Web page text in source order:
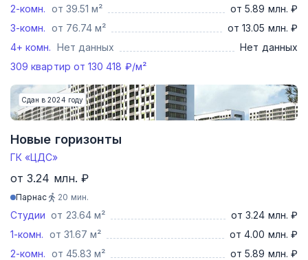
2-комн. от 39.51 м²
от 5.89 млн. ₽
3-комн. от 76.74 м²
от 13.05 млн. ₽
4+ комн. Нет данных
Нет данных
309 квартир от130 418 ₽/м²
Сдан в 2024 году
Новые горизонты
ГК «ЦДС»
от 3.24 млн. ₽
Парнас 20 мин.
Студии от 23.64 м²
от 3.24 млн. ₽
1-комн. от 31.67 м²
от 4.00 млн. ₽
2-комн. от 45.83 м²
от 5.89 млн. ₽